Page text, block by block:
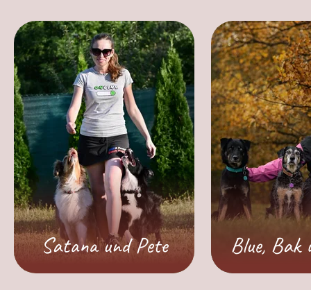
Satana und Pete Blue, Bak